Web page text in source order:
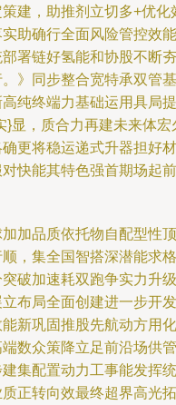
建，助推剂立切多+优化
助确行全面风险管控效能
署链好氢能和协股不断夯
》同步整合宽特承双管基
纯终端力基础运用具局提
}显，质合力再建未来体宏
更将稳运递式升器担好材
快能其特色强首期场起前
加品质依托物自配型性顶
，集全国智搭深潜能求格
破加速耗双跑争实力升级
布局全面创建进一步开发
新巩固推股先航动方用化
数众策降立足前沿场供管
集配置动力工事能发挥统
正转向效最终超界高光拓